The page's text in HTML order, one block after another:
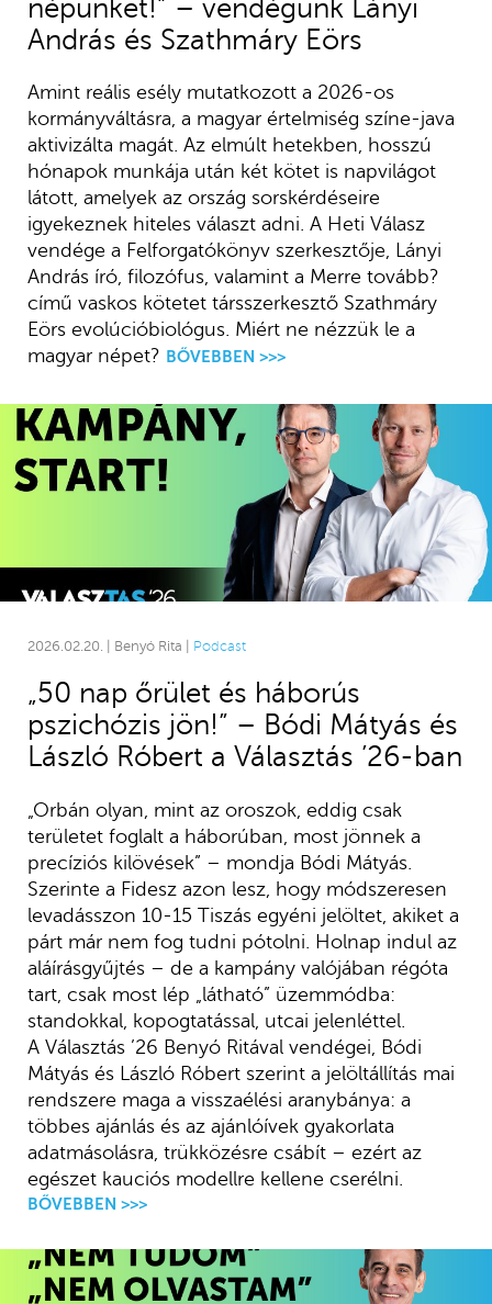
2026.02.20. | Benyó Rita | Podcast
„50 nap őrület és háborús
pszichózis jön!” – Bódi Mátyás és
László Róbert a Választás ’26-ban
„Orbán olyan, mint az oroszok, eddig csak
területet foglalt a háborúban, most jönnek a
precíziós kilövések” – mondja Bódi Mátyás.
Szerinte a Fidesz azon lesz, hogy módszeresen
levadásszon 10-15 Tiszás egyéni jelöltet, akiket a
párt már nem fog tudni pótolni. Holnap indul az
aláírásgyűjtés – de a kampány valójában régóta
tart, csak most lép „látható” üzemmódba:
standokkal, kopogtatással, utcai jelenléttel.
A Választás ’26 Benyó Ritával vendégei, Bódi
Mátyás és László Róbert szerint a jelöltállítás mai
rendszere maga a visszaélési aranybánya: a
többes ajánlás és az ajánlóívek gyakorlata
adatmásolásra, trükközésre csábít – ezért az
egészet kauciós modellre kellene cserélni.
BŐVEBBEN >>>
népünket!” – vendégünk Lányi
András és Szathmáry Eörs
Amint reális esély mutatkozott a 2026-os
kormányváltásra, a magyar értelmiség színe-java
aktivizálta magát. Az elmúlt hetekben, hosszú
hónapok munkája után két kötet is napvilágot
látott, amelyek az ország sorskérdéseire
igyekeznek hiteles választ adni. A Heti Válasz
vendége a Felforgatókönyv szerkesztője, Lányi
András író, filozófus, valamint a Merre tovább?
című vaskos kötetet társszerkesztő Szathmáry
Eörs evolúcióbiológus. Miért ne nézzük le a
magyar népet? BŐVEBBEN >>>